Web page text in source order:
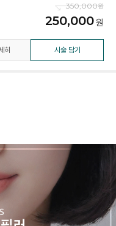
350,000
250,000
히 시술 담기